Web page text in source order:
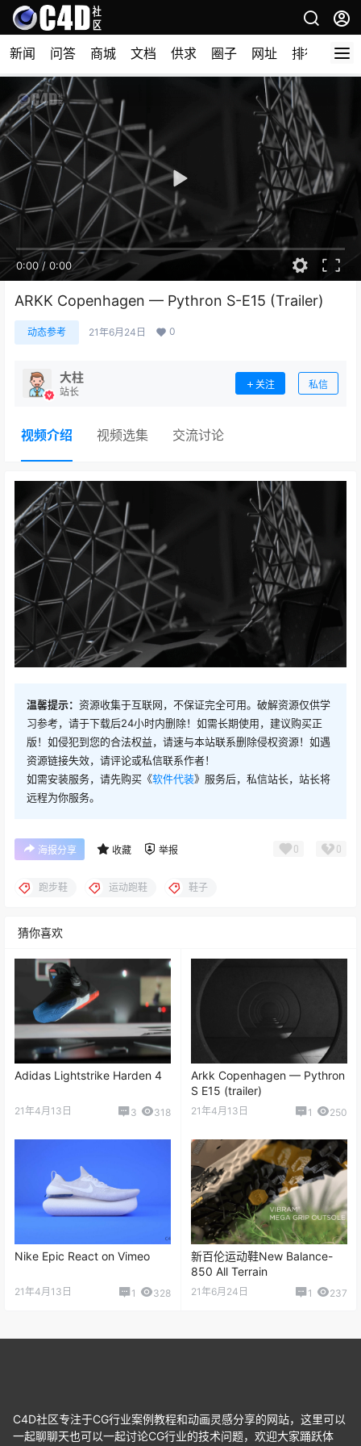
新闻 问答 商城 文档 供求 圈子 网址 排行榜
0:00/ 0:00
ARKK Copenhagen — Pythron S-E15 (Trailer)
动态参考 21年6月24日 0
大柱
站长
关注 私信
视频介绍 视频选集 交流讨论
温馨提示： 资源收集于互联网，不保证完全可用。破解资源仅供学
习参考，请于下载后24小时内删除！如需长期使用，建议购买正
版！如侵犯到您的合法权益，请速与本站联系删除侵权资源！如遇
资源链接失效，请评论或私信联系作者！
如需安装服务，请先购买《软件代装》服务后，私信站长，站长将
远程为你服务。
海报分享 收藏 举报 0 0
跑步鞋 运动跑鞋 鞋子
猜你喜欢
Adidas Lightstrike Harden 4
21年4月13日 3 318
Arkk Copenhagen — Pythron
S E15 (trailer)
21年4月13日 1 250
Nike Epic React on Vimeo
21年4月13日 1 328
新百伦运动鞋New Balance-
850 All Terrain
21年6月24日 1 237
C4D社区专注于CG行业案例教程和动画灵感分享的网站，这里可以
一起聊聊天也可以一起讨论CG行业的技术问题，欢迎大家踊跃体